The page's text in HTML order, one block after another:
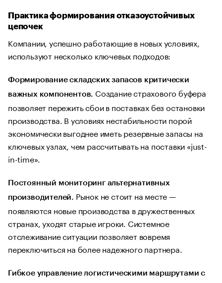
Практика формирования отказоустойчивых
цепочек
Компании, успешно работающие в новых условиях,
используют несколько ключевых подходов:
Формирование складских запасов критически
важных компонентов. Создание страхового буфера
позволяет пережить сбои в поставках без остановки
производства. В условиях нестабильности порой
экономически выгоднее иметь резервные запасы на
ключевых узлах, чем рассчитывать на поставки «just-
in-time».
Постоянный мониторинг альтернативных
производителей. Рынок не стоит на месте —
появляются новые производства в дружественных
странах, уходят старые игроки. Системное
отслеживание ситуации позволяет вовремя
переключиться на более надежного партнера.
Гибкое управление логистическими маршрутами с